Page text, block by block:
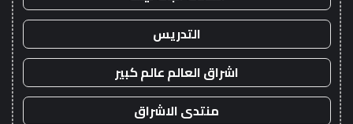
التدريس
اشراق العالم عالم كبير
منتدى الاشراق